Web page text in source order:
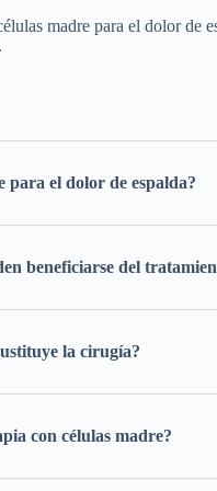
madre para el dolor
para el dolor de espalda?
beneficiarse del
la cirugía?
con células madre?